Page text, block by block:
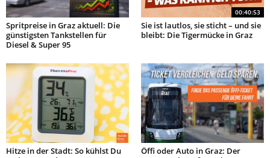
Spritpreise in Graz aktuell: Die
günstigsten Tankstellen für
Diesel & Super 95
00:40:53
Sie ist lautlos, sie sticht – und sie
bleibt: Die Tigermücke in Graz
Hitze in der Stadt: So kühlst Du
Öffi oder Auto in Graz: Der